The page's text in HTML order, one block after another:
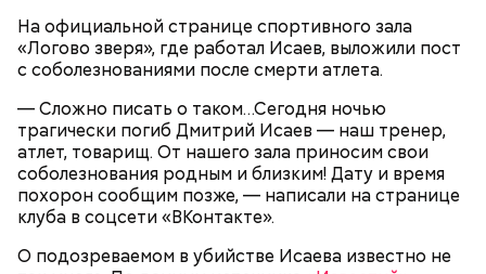
На официальной странице спортивного зала
«Логово зверя», где работал Исаев, выложили пост
с соболезнованиями после смерти атлета.
— Сложно писать о таком…Сегодня ночью
трагически погиб Дмитрий Исаев — наш тренер,
атлет, товарищ. От нашего зала приносим свои
соболезнования родным и близким! Дату и время
похорон сообщим позже, — написали на странице
клуба в соцсети «ВКонтакте».
О подозреваемом в убийстве Исаева известно не
Гусейн Гасанов на момент начала расследования
блогер заявил, что ни в чем не виновен и уже
погасил все долги перед налоговой на еще
большую сумму — 320 миллионов рублей.
Также Миссюра пытался отравить брата девушки,
своего дядю и еще одного родственника. Он
регулярно добавлял жертвам химикаты в специи,
напитки и даже святую воду из храма.